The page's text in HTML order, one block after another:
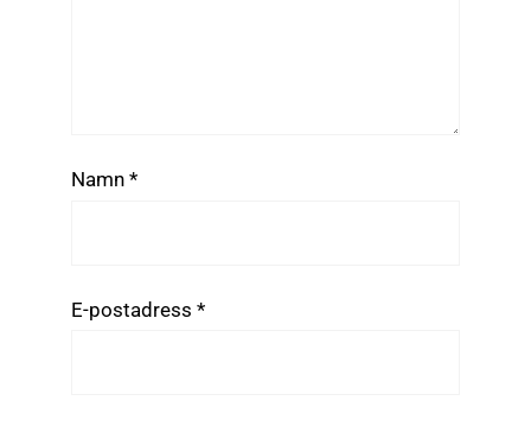
Namn *
E-postadress *